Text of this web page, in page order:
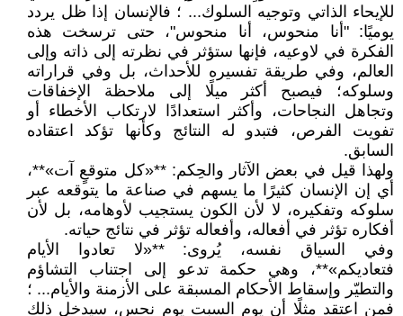
للإيحاء الذاتي وتوجيه السلوك... ؛ فالإنسان إذا ظل يردد
يوميًا: "أنا منحوس، أنا منحوس"، حتى ترسخت هذه
الفكرة في لاوعيه، فإنها ستؤثر في نظرته إلى ذاته وإلى
العالم، وفي طريقة تفسيره للأحداث، بل وفي قراراته
وسلوكه؛ فيصبح أكثر ميلًا إلى ملاحظة الإخفاقات
وتجاهل النجاحات، وأكثر استعدادًا لارتكاب الأخطاء أو
تفويت الفرص، فتبدو له النتائج وكأنها تؤكد اعتقاده
السابق.
ولهذا قيل في بعض الآثار والحِكم: **«كل متوقعٍ آت»**،
أي إن الإنسان كثيرًا ما يسهم في صناعة ما يتوقعه عبر
سلوكه وتفكيره، لا لأن الكون يستجيب لأوهامه، بل لأن
أفكاره تؤثر في أفعاله، وأفعاله تؤثر في نتائج حياته.
وفي السياق نفسه، يُروى: **«لا تعادوا الأيام
فتعاديكم»**، وهي حكمة تدعو إلى اجتناب التشاؤم
والتطيّر وإسقاط الأحكام المسبقة على الأزمنة والأيام... ؛
فمن اعتقد مثلًا أن يوم السبت يوم نحس، سيدخل ذلك